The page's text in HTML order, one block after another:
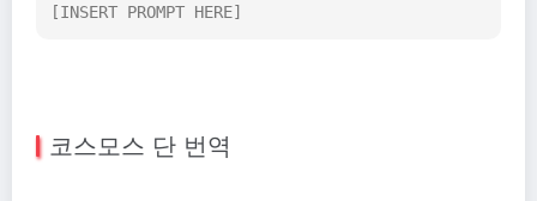
[INSERT PROMPT HERE]
코스모스 단 번역